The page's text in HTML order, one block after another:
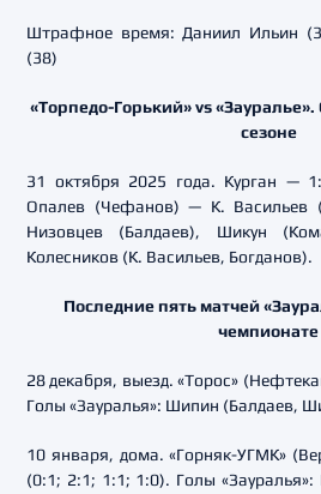
Штрафное время: Даниил Ильин
(38)
«Торпедо-Горький» vs
сезоне
31 октября 2025 года. Курган —
Опалев (Чефанов) — К. Васильев
Низовцев (Балдаев), Шикун
Колесников (К. Васильев, Богданов).
Последние пять матчей
чемпионате
28 декабря, выезд. «Торос»
Голы «Зауралья»: Шипин (Балдаев,
10 января, дома. «Горняк-УГМК»
(0:1; 2:1; 1:1; 1:0). Голы